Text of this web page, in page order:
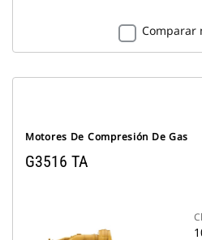
Comparar
Motores De Compresión De Gas
G3516 TA